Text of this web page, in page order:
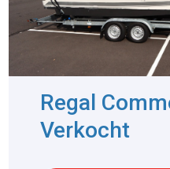
Regal
Verkocht